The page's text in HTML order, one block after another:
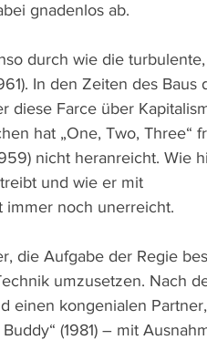
gnadenlos ab.
durch wie die
In den Zeiten des Baus
diese Farce über
hat „One, Two, Three“
nicht heranreicht. Wie
und wie er mit
immer noch unerreicht.
die Aufgabe der Regie
umzusetzen. Nach
einen kongenialen
(1981) – mit